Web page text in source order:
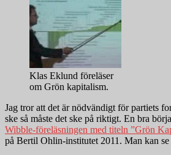
Klas Eklund föreläser
om Grön kapitalism.
Jag tror att det är nödvändigt för partiets
ske så måste det ske på riktigt. En bra
Wibble-föreläsningen med titeln ”Grön
på Bertil Ohlin-institutet 2011. Man kan